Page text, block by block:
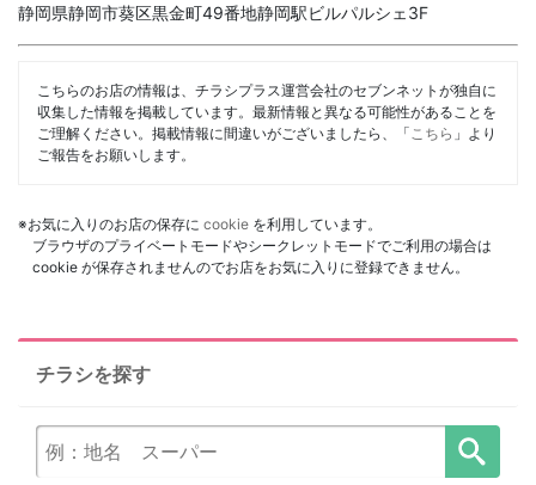
静岡県静岡市葵区黒金町49番地静岡駅ビルパルシェ3F
こちらのお店の情報は、チラシプラス運営会社のセブンネットが独自に
収集した情報を掲載しています。最新情報と異なる可能性があることを
ご理解ください。掲載情報に間違いがございましたら、「 こちら 」より
ご報告をお願いします。
※お気に入りのお店の保存に cookie を利用しています。
ブラウザのプライベートモードやシークレットモードでご利用の場合は
cookie が保存されませんのでお店をお気に入りに登録できません。
チラシを探す